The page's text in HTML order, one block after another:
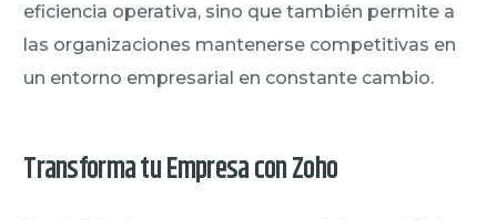
eficiencia operativa, sino que también permite a
las organizaciones mantenerse competitivas en
un entorno empresarial en constante cambio.
Transforma tu Empresa con Zoho